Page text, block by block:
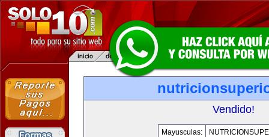
Vendido!
Mayusculas: